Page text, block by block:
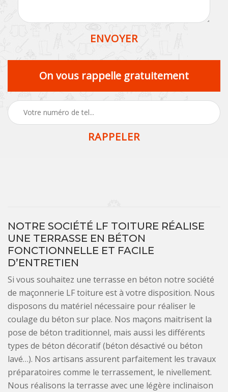
On vous rappelle gratuitement
NOTRE SOCIÉTÉ LF TOITURE RÉALISE
UNE TERRASSE EN BÉTON
FONCTIONNELLE ET FACILE
D’ENTRETIEN
Si vous souhaitez une terrasse en béton notre société
de maçonnerie LF toiture est à votre disposition. Nous
disposons du matériel nécessaire pour réaliser le
coulage du béton sur place. Nos maçons maitrisent la
pose de béton traditionnel, mais aussi les différents
types de béton décoratif (béton désactivé ou béton
lavé…). Nos artisans assurent parfaitement les travaux
préparatoires comme le terrassement, le nivellement.
Nous réalisons la terrasse avec une légère inclinaison